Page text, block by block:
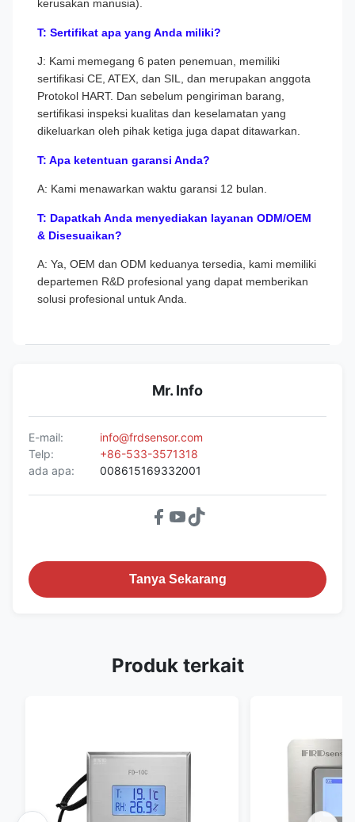
kerusakan manusia).
T: Sertifikat apa yang Anda miliki?
J: Kami memegang 6 paten penemuan, memiliki
sertifikasi CE, ATEX, dan SIL, dan merupakan anggota
Protokol HART. Dan sebelum pengiriman barang,
sertifikasi inspeksi kualitas dan keselamatan yang
dikeluarkan oleh pihak ketiga juga dapat ditawarkan.
T: Apa ketentuan garansi Anda?
A: Kami menawarkan waktu garansi 12 bulan.
T: Dapatkah Anda menyediakan layanan ODM/OEM
& Disesuaikan?
A: Ya, OEM dan ODM keduanya tersedia, kami memiliki
departemen R&D profesional yang dapat memberikan
solusi profesional untuk Anda.
Mr. Info
E-mail:
info@frdsensor.com
Telp:
+86-533-3571318
ada apa:
008615169332001
Tanya Sekarang
Produk terkait